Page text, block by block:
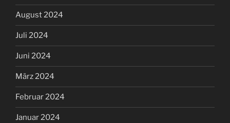
August 2024
Juli 2024
Juni 2024
März 2024
Februar 2024
Januar 2024